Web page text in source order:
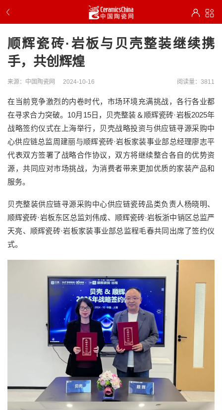
顺辉瓷砖·岩板与贝壳整装继续携
手，共创辉煌
来源：中国陶瓷网 2024-10-16 阅读量：3811
在当前竞争激烈的内卷时代，市场环境充满挑战，各行各业都
在寻求合力突破。10月15日，贝壳整装＆顺辉瓷砖·岩板2025年
战略签约仪式在上海举行，贝壳战略投资与供应链寻源采购中
心供应链总监周建丽与顺辉瓷砖·岩板家装事业部总经理廖志平
代表双方签署了战略合作协议，双方将继续整合各自的优势资
源，共同应对市场挑战，为消费者带来更加优质的家装产品和
服务。
贝壳整装供应链寻源采购中心供应链瓷砖品类负责人杨晓明、
顺辉瓷砖·岩板东区总监刘伟成、顺辉瓷砖·岩板浙中销区总监严
天亮、顺辉瓷砖·岩板家装事业部总监程毛春共同出席了签约仪
式。